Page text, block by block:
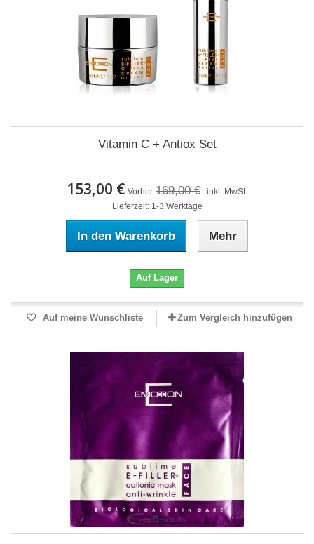
Vitamin C + Antiox Set
153,00 € Vorher 169,00 €
inkl. MwSt.
Lieferzeit: 1-3 Werktage
In den Warenkorb Mehr
Auf Lager
Auf meine Wunschliste Zum Vergleich hinzufügen